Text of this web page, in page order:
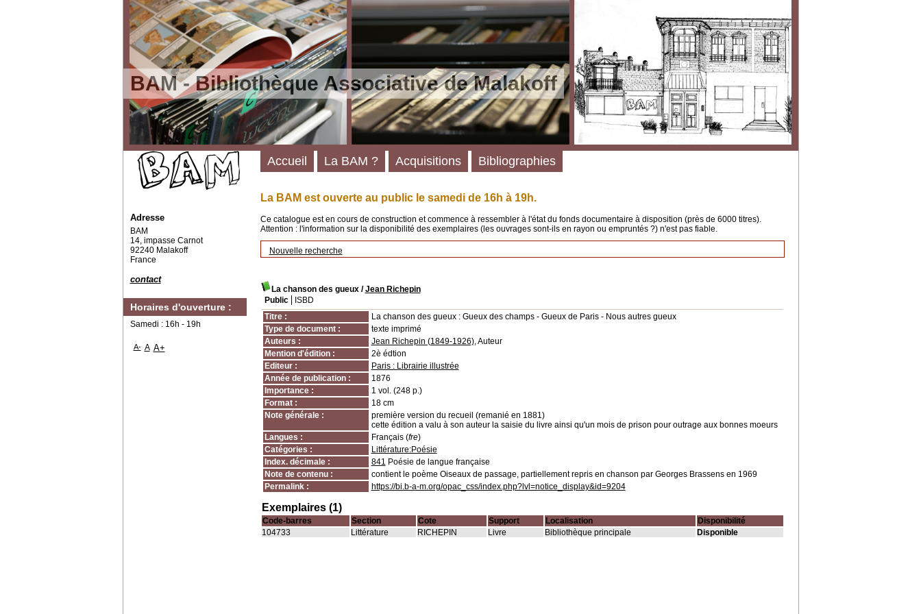
BAM - Bibliothèque Associative de Malakoff
La BAM est ouverte au public le samedi de 16h à 19h.
Ce catalogue est en cours de construction et commence à ressembler à l'état du fonds documentaire à disposition (près de 6000 titres).
Attention : l'information sur la disponibilité des exemplaires (les ouvrages sont-ils en rayon ou empruntés ?) n'est pas fiable.
Nouvelle recherche
La chanson des gueux/Jean Richepin
Public
ISBD
Titre :
La chanson des gueux : Gueux des champs - Gueux de Paris - Nous autres gueux
Type de document :
texte imprimé
Auteurs :
Jean Richepin (1849-1926), Auteur
Mention d'édition :
2è édtion
Editeur :
Paris : Librairie illustrée
Année de publication :
1876
Importance :
1 vol. (248 p.)
Format :
18 cm
Note générale :
première version du recueil (remanié en 1881)
cette édition a valu à son auteur la saisie du livre ainsi qu'un mois de prison pour outrage aux bonnes moeurs
Langues :
Français (fre)
Catégories :
Littérature:Poésie
Index. décimale :
841 Poésie de langue française
Note de contenu :
contient le poème Oiseaux de passage, partiellement repris en chanson par Georges Brassens en 1969
Permalink :
https://bi.b-a-m.org/opac_css/index.php?lvl=notice_display&id=9204
Exemplaires (1)
Code-barres Section Cote Support Localisation
Disponibilité
104733
Littérature RICHEPIN Livre Bibliothèque principale Disponible
Accueil La BAM ? Acquisitions Bibliographies
Adresse
BAM
14, impasse Carnot
92240 Malakoff
France
contact
Horaires d'ouverture :
Samedi : 16h - 19h
A- A A+